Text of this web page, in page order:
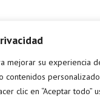
mejorar su experiencia
contenidos
clic en “Aceptar todo”